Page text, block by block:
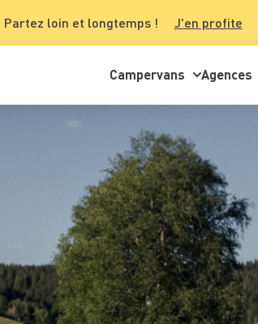
Partez loin et longtemps ! J'en profite
Campervans Agences